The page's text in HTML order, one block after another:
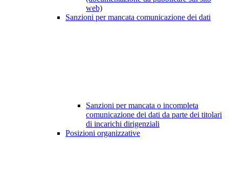
web)
Sanzioni per mancata comunicazione dei dati
Sanzioni per mancata o incompleta
comunicazione dei dati da parte dei titolari
di incarichi dirigenziali
Posizioni organizzative